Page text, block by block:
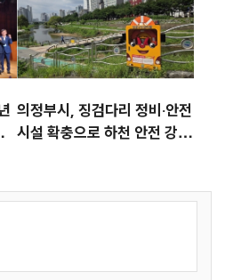
의정부시, 징검다리 정비‧안전
시설 확충으로 하천 안전 강화